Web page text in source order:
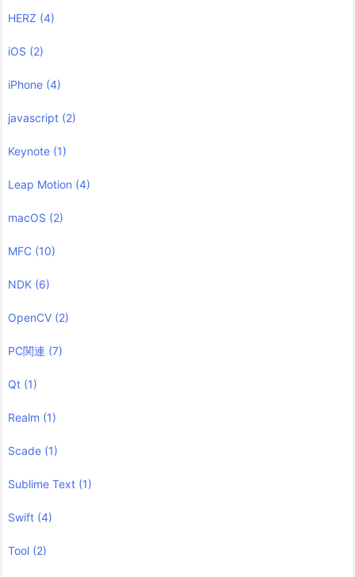
HERZ (4)
iOS (2)
iPhone (4)
javascript (2)
Keynote (1)
Leap Motion (4)
macOS (2)
MFC (10)
NDK (6)
OpenCV (2)
PC関連 (7)
Qt (1)
Realm (1)
Scade (1)
Sublime Text (1)
Swift (4)
Tool (2)